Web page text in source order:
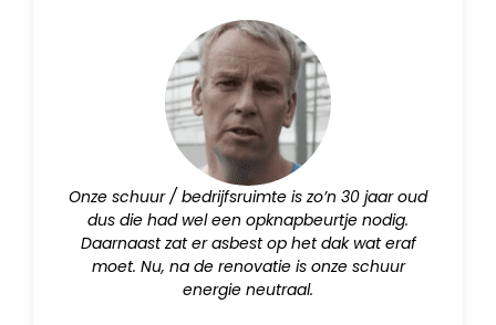
Onze schuur / bedrijfsruimte is zo’n 30 jaar oud
dus die had wel een opknapbeurtje nodig.
Daarnaast zat er asbest op het dak wat eraf
moet. Nu, na de renovatie is onze schuur
energie neutraal.